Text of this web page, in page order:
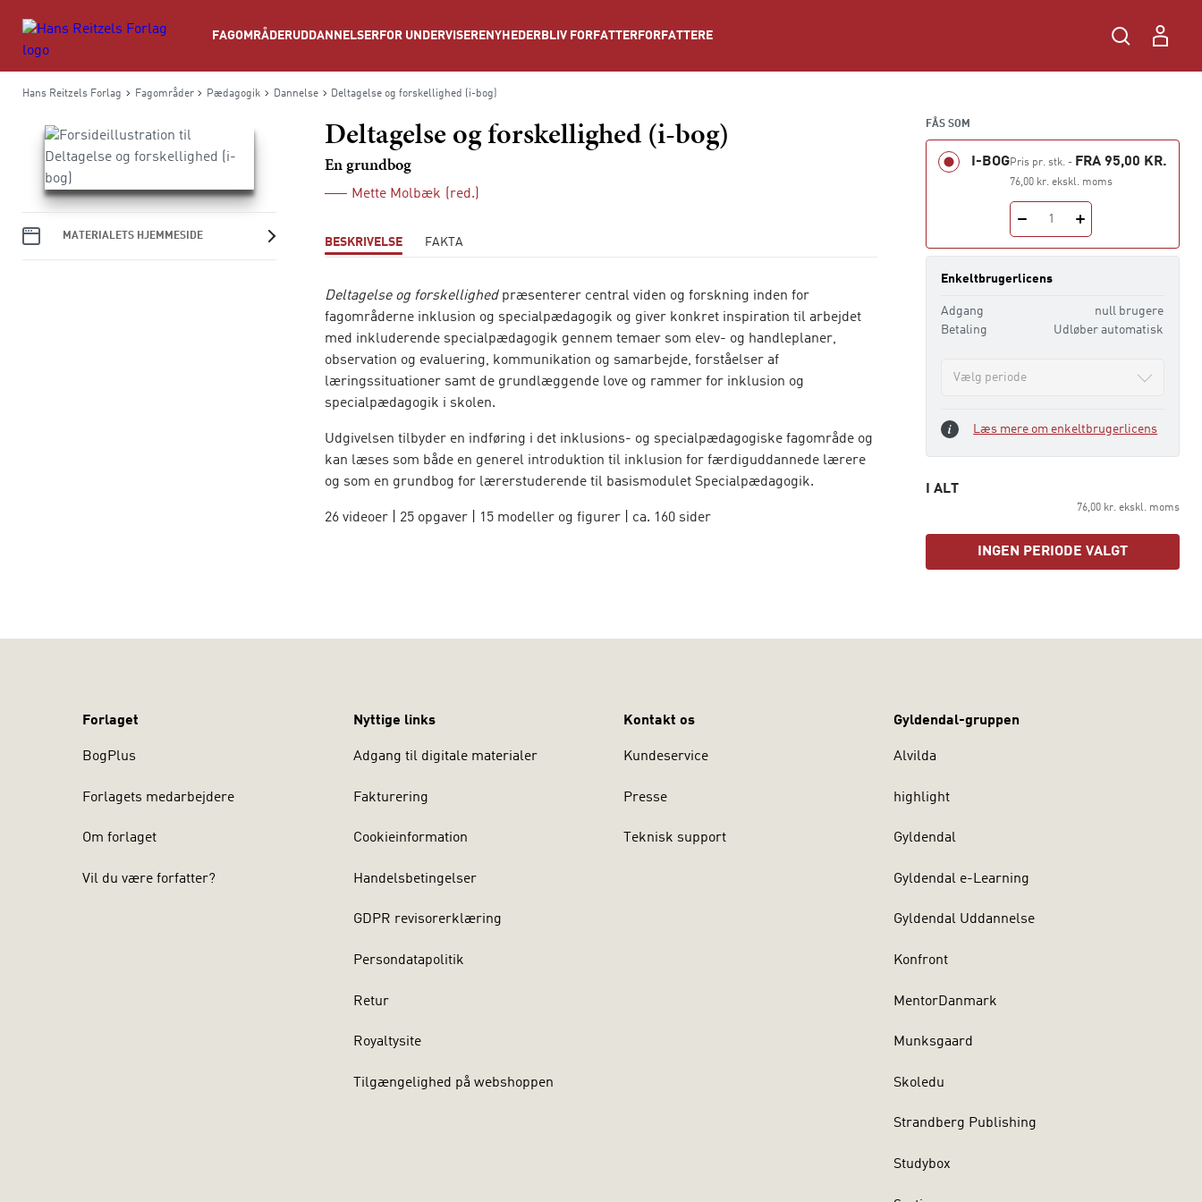
FAGOMRÅDERUDDANNELSER FOR UNDERVISERE NYHEDER BLIV FORFATTER FORFATTERE
Hans Reitzels Forlag Fagområder Pædagogik Dannelse Deltagelse og forskellighed (i-bog)
MATERIALETS HJEMMESIDE
Deltagelse og forskellighed (i-bog)
En grundbog
Mette Molbæk (red.)
BESKRIVELSE FAKTA
Deltagelse og forskellighedpræsenterer central viden og forskning inden for
fagområderne inklusion og specialpædagogik og giver konkret inspiration til arbejdet
med inkluderende specialpædagogik gennem temaer som elev- og handleplaner,
observation og evaluering, kommunikation og samarbejde, forståelser af
læringssituationer samt de grundlæggende love og rammer for inklusion og
specialpædagogik i skolen.
Udgivelsen tilbyder en indføring i det inklusions- og specialpædagogiske fagområde og
kan læses som både en generel introduktion til inklusion for færdiguddannede lærere
og som en grundbog for lærerstuderende til basismodulet Specialpædagogik.
26 videoer | 25 opgaver | 15 modeller og figurer | ca. 160 sider
FÅS SOM
I-BOGPris pr. stk. - FRA 95,00 KR.
76,00 kr. ekskl. moms
1
Enkeltbrugerlicens
Adgang
null brugere
Betaling
Udløber automatisk
Vælg periode
Læs mere om enkeltbrugerlicens
I ALT
76,00 kr. ekskl. moms
INGEN PERIODE VALGT
Forlaget
BogPlus
Forlagets medarbejdere
Om forlaget
Vil du være forfatter?
Nyttige links
Adgang til digitale materialer
Fakturering
Cookieinformation
Handelsbetingelser
GDPR revisorerklæring
Persondatapolitik
Retur
Royaltysite
Tilgængelighed på webshoppen
Kontakt os
Kundeservice
Presse
Teknisk support
Gyldendal-gruppen
Alvilda
highlight
Gyldendal
Gyldendal e-Learning
Gyldendal Uddannelse
Konfront
MentorDanmark
Munksgaard
Skoledu
Strandberg Publishing
Studybox